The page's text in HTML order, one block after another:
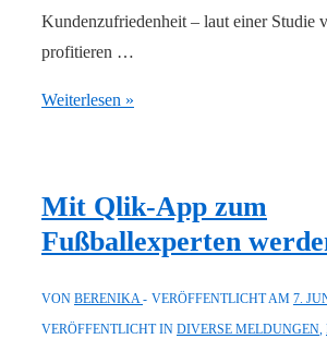
Kundenzufriedenheit – laut einer Studie
profitieren …
Finanzdienstleister
Self-
Service-
Weiterlesen »
Mit Qlik-App zum
Fußballexperten
VON BERENIKA VERÖFFENTLICHT AM 7.
VERÖFFENTLICHT IN DIVERSE MELDUNGEN,